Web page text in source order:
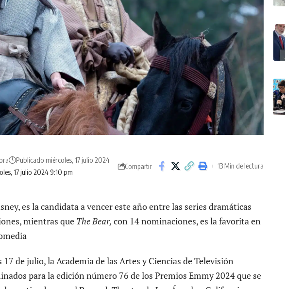
17 julio 2024 9:10 pm
Publicado miércoles, 17 julio 2024
Compartir 13 Min de lectura
es la candidata a vencer este año entre las series dramáticas
mientras que The Bear, con 14 nominaciones, es la favorita en
17 de julio, la Academia de las Artes y Ciencias de Televisión
para laedición número 76 de los Premios Emmy 2024que se